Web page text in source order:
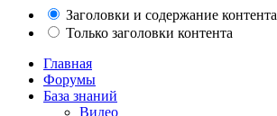
Заголовки и содержание контента
Только заголовки контента
Главная
Форумы
База знаний
Видео